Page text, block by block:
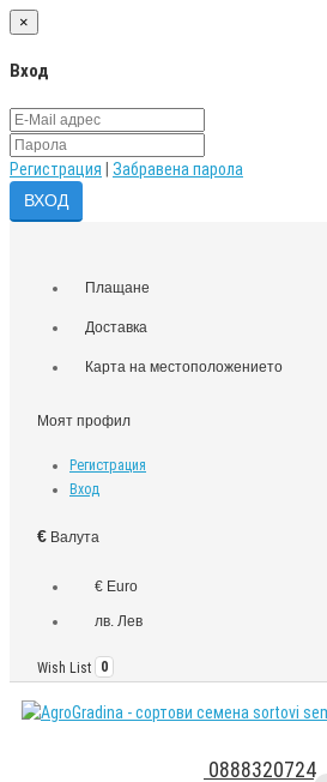
×
Вход
Регистрация Забравена парола
Плащане
Доставка
Карта на местоположението
Моят профил
Регистрация
Вход
€ Валута
€ Euro
лв. Лев
Wish List 0
0888320724